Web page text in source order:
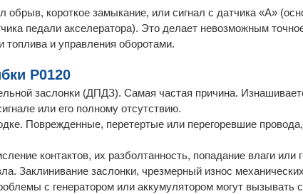
короткое замыкание, или сигнал с датчика «А»
педали акселератора). Это делает невозможным
топлива и управления оборотами.
P0120
заслонки (ДПДЗ). Самая частая причина.
или его полному отсутствию.
Поврежденные, перетертые или перегоревшие
контактов, их разболтанность, попадание влаги или
Заклинивание заслонки, чрезмерный износ
с генератором или аккумулятором могут вызывать